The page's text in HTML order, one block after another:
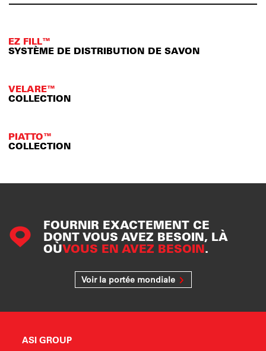
EZ FILL™
SYSTÈME DE DISTRIBUTION DE SAVON
VELARE™
COLLECTION
PIATTO™
COLLECTION
FOURNIR EXACTEMENT CE
DONT VOUS AVEZ BESOIN, LÀ
OÙVOUS EN AVEZ BESOIN.
Voir la portée mondiale
ASI GROUP